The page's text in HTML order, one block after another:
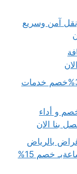
بالخرج خصم 33% ونقل آمن وسريع
نظافة
شركة تنظيف مستودعات بالرياض بـ32%خصم خدمات
مكيفات بالرياض بـ35%خصم و أداء
بالرياض
ونيت نقل عفش الرياض – خدمة 24 ساعةبـ خصم 15%